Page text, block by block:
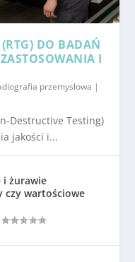
DO BADAŃ
I
przemysłowa |
Destructive Testing)
jakości i...
i żurawie
czy wartościowe